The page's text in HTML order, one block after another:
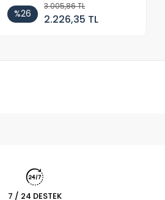
%26
3.005,86 TL
2.226,35 TL
7 / 24 DESTEK